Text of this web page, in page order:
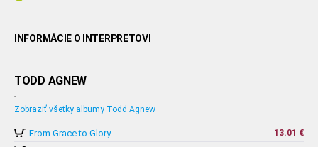
INFORMÁCIE O INTERPRETOVI
TODD AGNEW
-
Zobraziť všetky albumy Todd Agnew
From Grace to Glory 13.01 €